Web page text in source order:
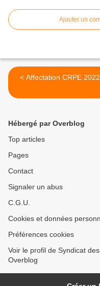
Ajouter un
< Affectation CRPE 2022
Hébergé par Overblog
Top articles
Pages
Contact
Signaler un abus
C.G.U.
Cookies et données
Préférences cookies
Voir le profil de Syndicat
Overblog